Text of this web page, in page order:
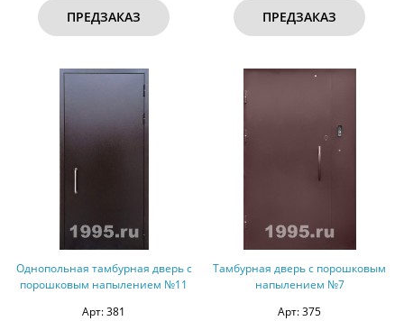
ПРЕДЗАКАЗ ПРЕДЗАКАЗ
Однопольная тамбурная дверь с
порошковым напылением №11
Арт: 381
Тамбурная дверь с порошковым
напылением №7
Арт: 375